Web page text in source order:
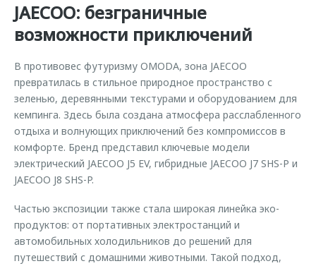
JAECOO: безграничные
возможности приключений
В противовес футуризму OMODA, зона JAECOO
превратилась в стильное природное пространство с
зеленью, деревянными текстурами и оборудованием для
кемпинга. Здесь была создана атмосфера расслабленного
отдыха и волнующих приключений без компромиссов в
комфорте. Бренд представил ключевые модели
электрический JAECOO J5 EV, гибридные JAECOO J7 SHS-P и
JAECOO J8 SHS-P.
Частью экспозиции также стала широкая линейка эко-
продуктов: от портативных электростанций и
автомобильных холодильников до решений для
путешествий с домашними животными. Такой подход,